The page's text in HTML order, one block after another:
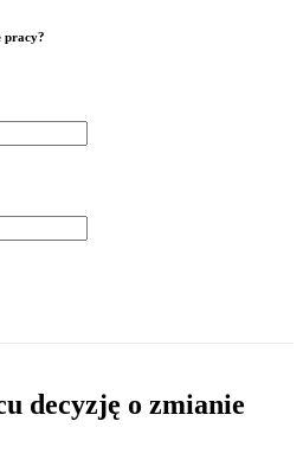
pracy?
decyzję o zmianie